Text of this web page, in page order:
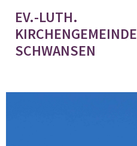
EV.-LUTH.
KIRCHENGEMEINDE
SCHWANSEN